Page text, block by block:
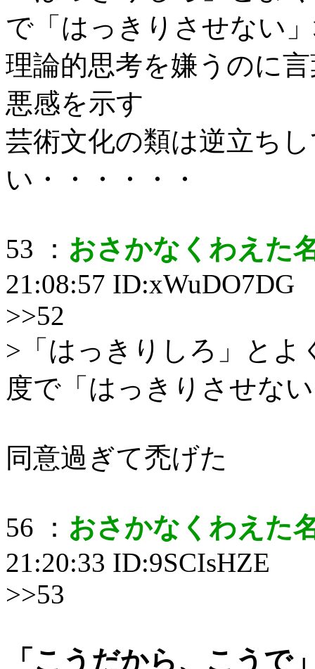
で「はっきりさせない
理論的思考を嫌うのに
悪感を示す
芸術文化の類は逆立ち
い・・・・・・
53 ： おさかなくわえた
21:08:57 ID:xWuDO7DG
>>52
>「はっきりしろ」とよ
度で「はっきりさせな
同意過ぎて禿げた
56 ： おさかなくわえた
21:20:33 ID:9SCIsHZE
>>53
「こうだから、こうで